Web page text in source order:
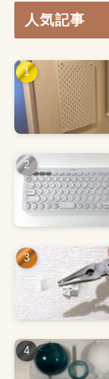
人気記事